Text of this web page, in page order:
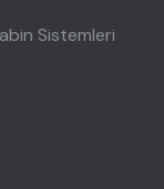
Sistemleri